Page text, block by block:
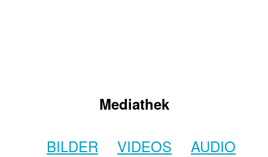
Mediathek
BILDER VIDEOS
AUDIO